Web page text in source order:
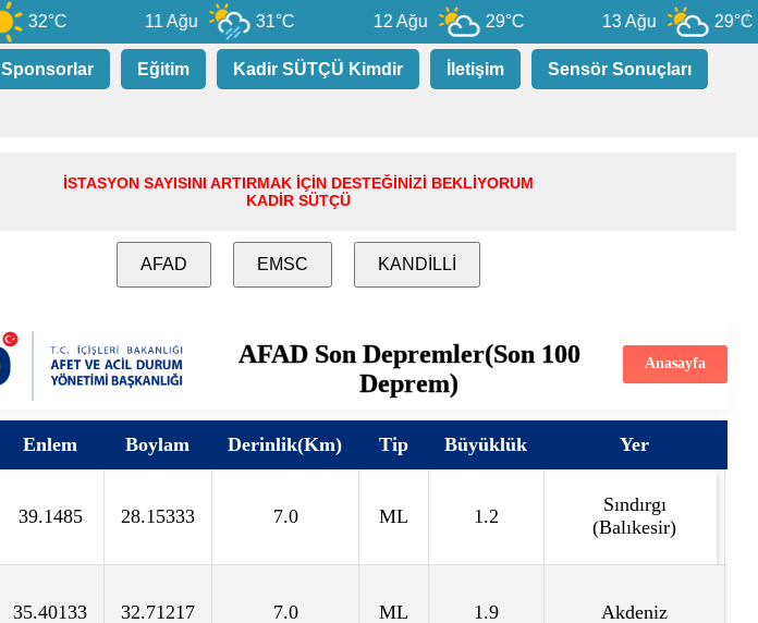
32°C 11 Ağu 31°C 12 Ağu 29°C 13 Ağu 29°C
Sponsorlar Eğitim Kadir SÜTÇÜ Kimdir İletişim
Sensör Sonuçları
İSTASYON SAYISINI ARTIRMAK İÇİN DESTEĞİNİZİ BEKLİYORUM
KADİR SÜTÇÜ
AFAD EMSC KANDİLLİ